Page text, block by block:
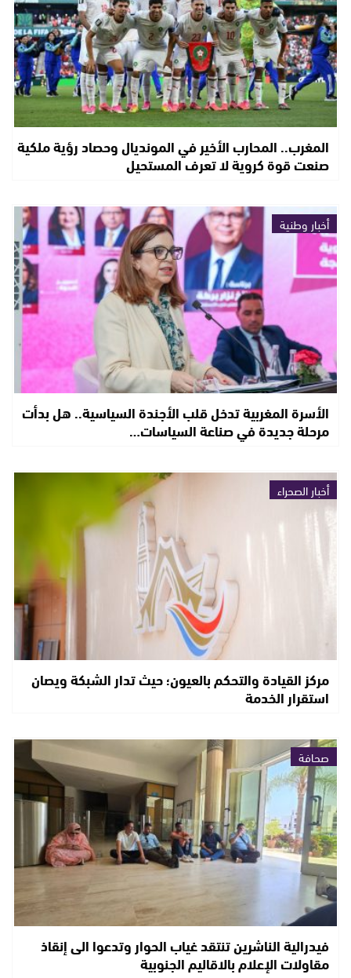
المغرب.. المحارب الأخير في المونديال وحصاد رؤية ملكية
صنعت قوة كروية لا تعرف المستحيل
أخبار وطنية
الأسرة المغربية تدخل قلب الأجندة السياسية.. هل بدأت
مرحلة جديدة في صناعة السياسات…
أخبار الصحراء
مركز القيادة والتحكم بالعيون؛ حيث تدار الشبكة ويصان
استقرار الخدمة
صحافة
فيدرالية الناشرين تنتقد غياب الحوار وتدعوا الى إنقاذ
مقاولات الإعلام بالاقاليم الجنوبية